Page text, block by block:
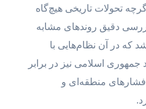
تحولات تاریخی هیچ‌گاه
دقیق روندهای مشابه
که در آن نظام‌هایی با
جمهوری اسلامی نیز در برابر
منطقه‌ای و